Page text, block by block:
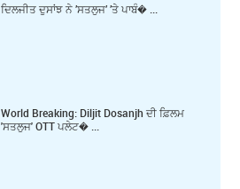
ਦਿਲਜੀਤ ਦੁਸਾਂਝ ਨੇ ’ਸਤਲੁਜ’ ’ਤੇ ਪਾਬੰ� ...
World Breaking: Diljit Dosanjh ਦੀ ਫ਼ਿਲਮ
'ਸਤਲੁਜ' OTT ਪਲੇਟ� ...